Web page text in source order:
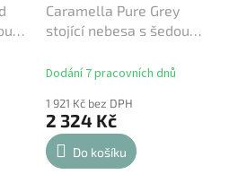
Caramella Pure Grey
stojící nebesa s šedou
Dodání 7 pracovních dnů
1 921 Kč bez DPH
2 324 Kč
Do košíku